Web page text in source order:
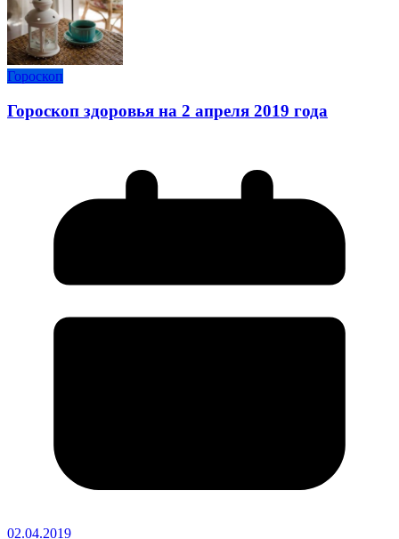
Гороскоп
Гороскоп здоровья на 2 апреля 2019 года
02.04.2019